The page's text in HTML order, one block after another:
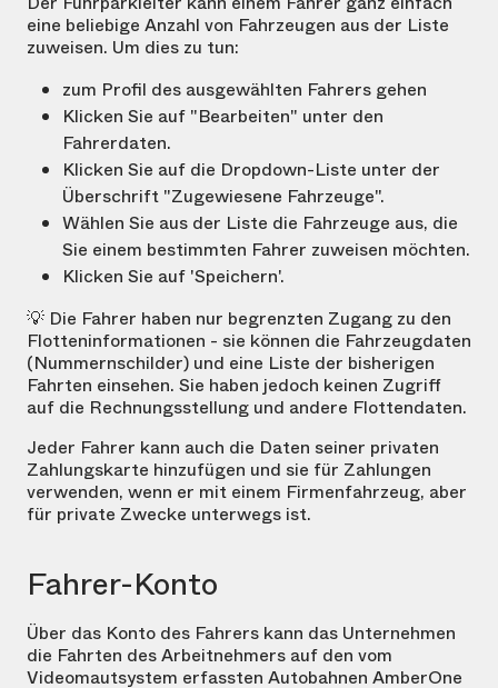
eine beliebige Anzahl von Fahrzeugen aus der Liste
zuweisen. Um dies zu tun:
zum Profil des ausgewählten Fahrers gehen
Klicken Sie auf "Bearbeiten" unter den
Fahrerdaten.
Klicken Sie auf die Dropdown-Liste unter der
Überschrift "Zugewiesene Fahrzeuge".
Wählen Sie aus der Liste die Fahrzeuge aus, die
Sie einem bestimmten Fahrer zuweisen möchten.
Klicken Sie auf 'Speichern'.
💡 Die Fahrer haben nur begrenzten Zugang zu den
Flotteninformationen - sie können die Fahrzeugdaten
(Nummernschilder) und eine Liste der bisherigen
Fahrten einsehen. Sie haben jedoch keinen Zugriff
auf die Rechnungsstellung und andere Flottendaten.
Jeder Fahrer kann auch die Daten seiner privaten
Zahlungskarte hinzufügen und sie für Zahlungen
verwenden, wenn er mit einem Firmenfahrzeug, aber
für private Zwecke unterwegs ist.
Fahrer-Konto
Über das Konto des Fahrers kann das Unternehmen
die Fahrten des Arbeitnehmers auf den vom
Videomautsystem erfassten Autobahnen AmberOne